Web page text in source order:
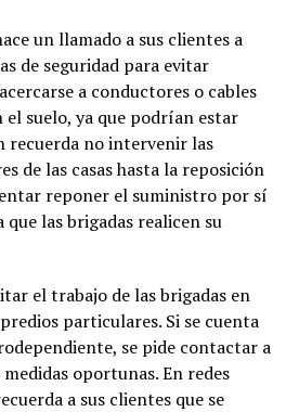
un llamado a sus clientes a
de seguridad para evitar
a conductores o cables
el suelo, ya que podrían estar
recuerda no intervenir las
de las casas hasta la reposición
reponer el suministro por sí
que las brigadas realicen su
el trabajo de las brigadas en
particulares. Si se cuenta
se pide contactar a
oportunas. En redes
a sus clientes que se